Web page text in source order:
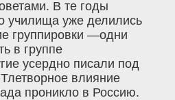
В те годы
училища уже делились
группировки —одни
в группе
усердно писали под
влияние
проникло в Россию.